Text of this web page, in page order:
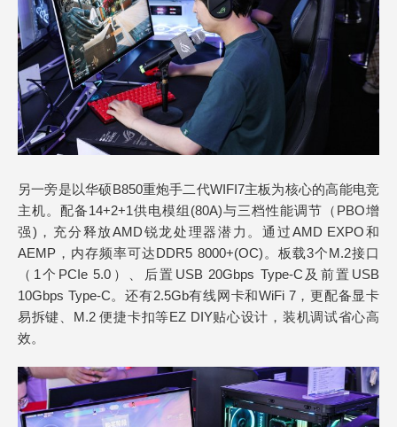
另一旁是以华硕B850重炮手二代WIFI7主板为核心的高能电竞
主机。配备14+2+1供电模组(80A)与三档性能调节（PBO增
强)，充分释放AMD锐龙处理器潜力。通过AMD EXPO和
AEMP，内存频率可达DDR5 8000+(OC)。板载3个M.2接口
（1个PCIe 5.0）、后置USB 20Gbps Type-C及前置USB
10Gbps Type-C。还有2.5Gb有线网卡和WiFi 7，更配备显卡
易拆键、M.2 便捷卡扣等EZ DIY贴心设计，装机调试省心高
效。